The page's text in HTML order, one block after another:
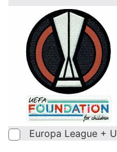
Europa League +